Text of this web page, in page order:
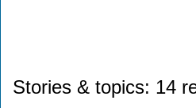
Stories & topics: 14